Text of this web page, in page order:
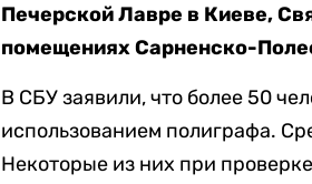
Печерской Лавре в Киеве,
помещениях Сарненско-
В СБУ заявили, что более 50
использованием полиграфа.
Некоторые из них при